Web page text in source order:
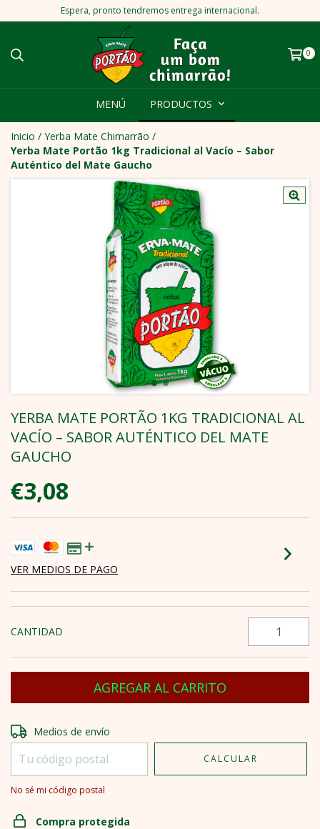
Espera, pronto tendremos entrega internacional.
0
MENÚ PRODUCTOS
Inicio / Yerba Mate Chimarrão /
Yerba Mate Portão 1kg Tradicional al Vacío – Sabor
Auténtico del Mate Gaucho
YERBA MATE PORTÃO 1KG TRADICIONAL AL
VACÍO – SABOR AUTÉNTICO DEL MATE
GAUCHO
€3,08
VER MEDIOS DE PAGO
CANTIDAD
Entregas para el CP:
Medios de envío
CALCULAR
No sé mi código postal
Compra protegida